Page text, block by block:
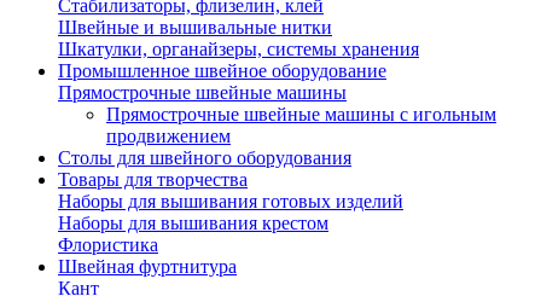
Стабилизаторы, флизелин, клей
Швейные и вышивальные нитки
Шкатулки, органайзеры, системы хранения
Промышленное швейное оборудование
Прямострочные швейные машины
Прямострочные швейные машины с игольным
продвижением
Столы для швейного оборудования
Товары для творчества
Наборы для вышивания готовых изделий
Наборы для вышивания крестом
Флористика
Швейная фуртнитура
Кант